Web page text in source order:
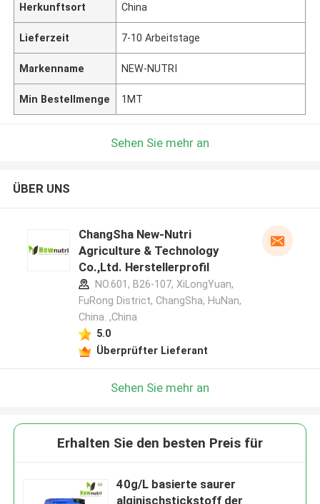
Herkunftsort China
Lieferzeit 7-10 Arbeitstage
Markenname NEW-NUTRI
Min Bestellmenge 1MT
Sehen Sie mehr an
ÜBER UNS
ChangSha New-Nutri
Agriculture & Technology
Co.,Ltd. Herstellerprofil
NO.601, B26-107, XiLongYuan,
FuRong District, ChangSha, HuNan,
China. ,China
5.0
Überprüfter Lieferant
Sehen Sie mehr an
Erhalten Sie den besten Preis für
40g/L basierte saurer
alginischstickstoff der